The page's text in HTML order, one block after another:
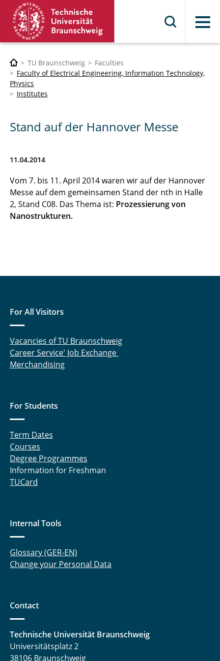
Menu
TU Braunschweig
Faculties
Faculty of Electrical Engineering, Information Technology,
Physics
Institutes
Stand auf der Hannover Messe
11.04.2014
Vom 7. bis 11. April 2014 waren wir auf der Hannover
Messe auf dem gemeinsamen Stand der nth in Halle
2, Stand C08. Das Thema ist: Prozessierung von
Nanostrukturen.
For All Visitors
Vacancies of TU Braunschweig
Career Service' Job Exchange
Merchandising
For Students
Term Dates
Courses
Degree Programmes
Information for Freshman
TUCard
Internal Tools
Glossary (GER-EN)
Change your Personal Data
Contact
Technische Universität Braunschweig
Universitätsplatz 2
38106 Braunschweig